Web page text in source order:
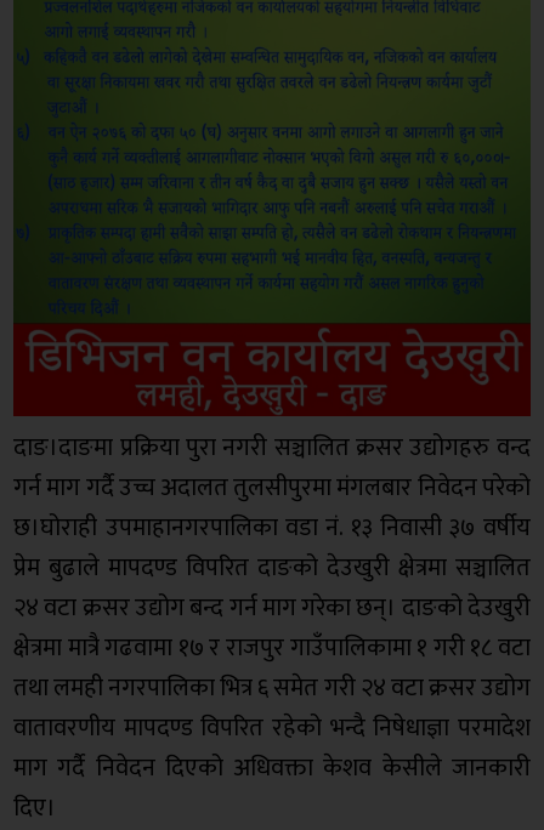
दाङ।दाङमा प्रक्रिया पुरा नगरी सञ्चालित क्रसर उद्योगहरु वन्द
गर्न माग गर्दै उच्च अदालत तुलसीपुरमा मंगलबार निवेदन परेको
छ।घोराही उपमाहानगरपालिका वडा नं. १३ निवासी ३७ वर्षीय
प्रेम बुढाले मापदण्ड विपरित दाङको देउखुरी क्षेत्रमा सञ्चालित
२४ वटा क्रसर उद्योग बन्द गर्न माग गरेका छन्। दाङको देउखुरी
क्षेत्रमा मात्रै गढवामा १७ र राजपुर गाउँपालिकामा १ गरी १८ वटा
तथा लमही नगरपालिका भित्र ६ समेत गरी २४ वटा क्रसर उद्योग
वातावरणीय मापदण्ड विपरित रहेको भन्दै निषेधाज्ञा परमादेश
माग गर्दै निवेदन दिएको अधिवक्ता केशव केसीले जानकारी
दिए।